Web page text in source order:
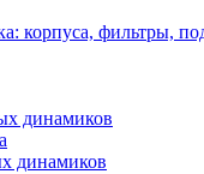
корпуса, фильтры,
динамиков
динамиков